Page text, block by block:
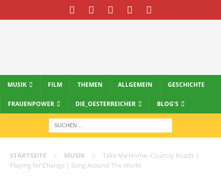
MUSIK FILM THEMEN ALLGEMEIN GESCHICHTE
FRAUENPOWER DIE_OESTERREICHER BLOG’S
STARTSEITE MUSIK
Take Me Home, Country Roads |
Playing for Change | Song Around The World